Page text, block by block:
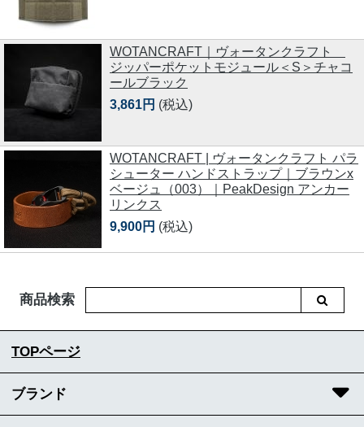
WOTANCRAFT｜ヴォータンクラフト
ジッパーポケットモジュール＜S＞チャコ
ールブラック
3,861円 (税込)
WOTANCRAFT | ヴォータンクラフト パラ
シューター ハンドストラップ｜ブラウンx
ベージュ（003）｜PeakDesign アンカー
リンクス
9,900円 (税込)
商品検索
TOPページ
ブランド